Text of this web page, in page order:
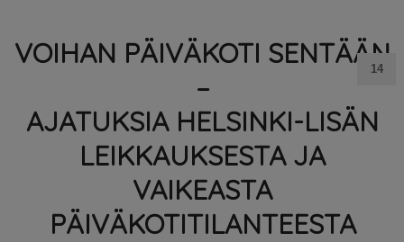
VOIHAN PÄIVÄKOTI SENTÄÄN
–
AJATUKSIA HELSINKI-LISÄN
LEIKKAUKSESTA JA
VAIKEASTA
PÄIVÄKOTITILANTEESTA
14